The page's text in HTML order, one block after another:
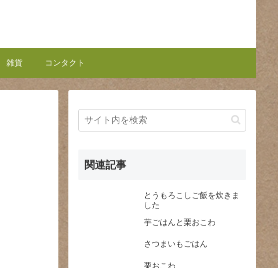
雑貨 コンタクト
関連記事
とうもろこしご飯を炊きま
した
芋ごはんと栗おこわ
さつまいもごはん
栗おこわ